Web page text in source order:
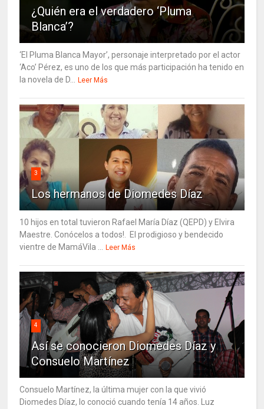
¿Quién era el verdadero ‘Pluma
Blanca’?
‘El Pluma Blanca Mayor’, personaje interpretado por el actor
‘Aco’ Pérez, es uno de los que más participación ha tenido en
la novela de D...
Leer Más
3
Los hermanos de Diomedes Díaz
10 hijos en total tuvieron Rafael María Díaz (QEPD) y Elvira
Maestre. Conócelos a todos!. El prodigioso y bendecido
vientre de MamáVila ...
Leer Más
4
Así se conocieron Diomedes Díaz y
Consuelo Martínez
Consuelo Martínez, la última mujer con la que vivió
Diomedes Díaz, lo conoció cuando tenía 14 años. Luz